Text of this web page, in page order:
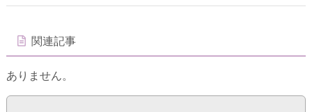
関連記事
ありません。